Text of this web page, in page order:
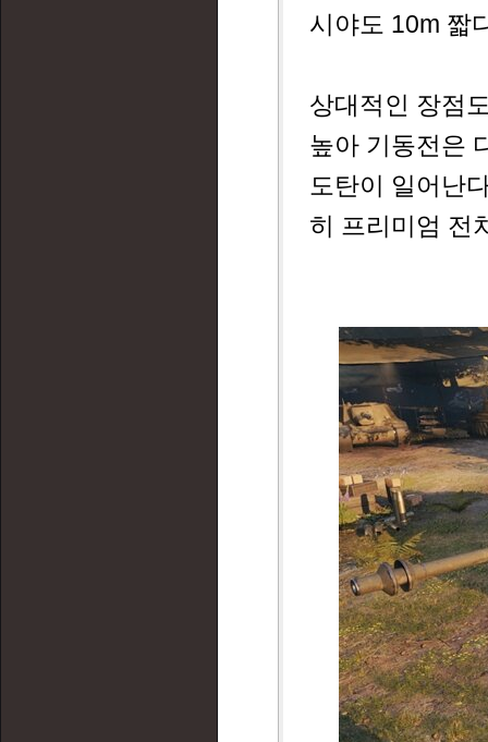
시야도 10m 짧
상대적인 장점
높아 기동전은
도탄이 일어난
히 프리미엄 전